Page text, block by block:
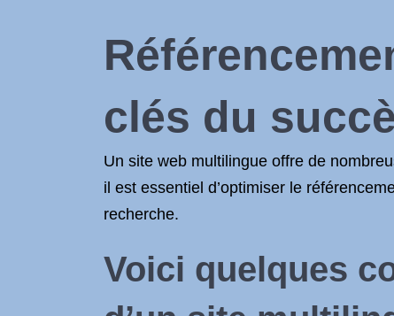
clés du
Un site web multilingue offre de
il est essentiel d’optimiser le
recherche.
Voici quelques